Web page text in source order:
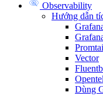
Observability
Hướng dẫn
Vector
Dùng